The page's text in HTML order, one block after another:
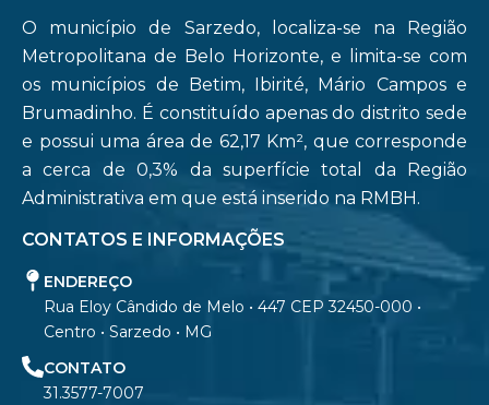
O município de Sarzedo, localiza-se na Região
Metropolitana de Belo Horizonte, e limita-se com
os municípios de Betim, Ibirité, Mário Campos e
Brumadinho. É constituído apenas do distrito sede
e possui uma área de 62,17 Km², que corresponde
a cerca de 0,3% da superfície total da Região
Administrativa em que está inserido na RMBH.
CONTATOS E INFORMAÇÕES
ENDEREÇO
Rua Eloy Cândido de Melo • 447 CEP 32450-000 •
Centro • Sarzedo • MG
CONTATO
31.3577-7007